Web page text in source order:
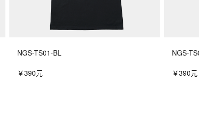
NGS-TS01-BL
￥390元
NGS-
￥390元